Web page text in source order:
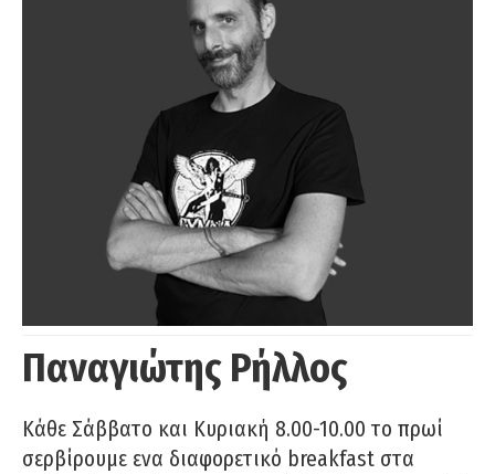
Παναγιώτης Ρήλλος
Κάθε Σάββατο και Κυριακή 8.00-10.00 το πρωί
σερβίρουμε ενα διαφορετικό breakfast στα